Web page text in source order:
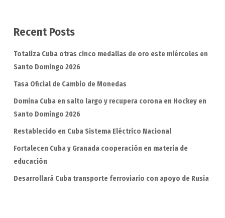
Recent Posts
Totaliza Cuba otras cinco medallas de oro este miércoles en
Santo Domingo 2026
Tasa Oficial de Cambio de Monedas
Domina Cuba en salto largo y recupera corona en Hockey en
Santo Domingo 2026
Restablecido en Cuba Sistema Eléctrico Nacional
Fortalecen Cuba y Granada cooperación en materia de
educación
Desarrollará Cuba transporte ferroviario con apoyo de Rusia